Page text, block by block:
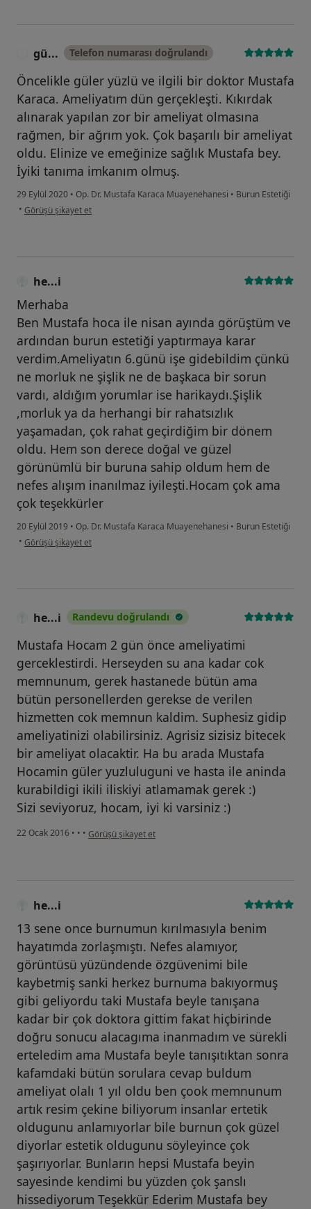
gü... Telefon numarası doğrulandı
Öncelikle güler yüzlü ve ilgili bir doktor Mustafa
Karaca. Ameliyatım dün gerçekleşti. Kıkırdak
alınarak yapılan zor bir ameliyat olmasına
rağmen, bir ağrım yok. Çok başarılı bir ameliyat
oldu. Elinize ve emeğinize sağlık Mustafa bey.
İyiki tanıma imkanım olmuş.
29 Eylül 2020 • Op. Dr. Mustafa Karaca Muayenehanesi • Burun Estetiği
• kullanıcının görüşüne göre gü...
Görüşü şikayet et
he...i
Merhaba
Ben Mustafa hoca ile nisan ayında görüştüm ve
ardından burun estetiği yaptırmaya karar
verdim.Ameliyatın 6.günü işe gidebildim çünkü
ne morluk ne şişlik ne de başkaca bir sorun
vardı, aldığım yorumlar ise harikaydı.Şişlik
,morluk ya da herhangi bir rahatsızlık
yaşamadan, çok rahat geçirdiğim bir dönem
oldu. Hem son derece doğal ve güzel
görünümlü bir buruna sahip oldum hem de
nefes alışım inanılmaz iyileşti.Hocam çok ama
çok teşekkürler
20 Eylül 2019 • Op. Dr. Mustafa Karaca Muayenehanesi • Burun Estetiği
• kullanıcının görüşüne göre he...i
Görüşü şikayet et
he...i Randevu doğrulandı
Mustafa Hocam 2 gün önce ameliyatimi
gerceklestirdi. Herseyden su ana kadar cok
memnunum, gerek hastanede bütün ama
bütün personellerden gerekse de verilen
hizmetten cok memnun kaldim. Suphesiz gidip
ameliyatinizi olabilirsiniz. Agrisiz sizisiz bitecek
bir ameliyat olacaktir. Ha bu arada Mustafa
Hocamin güler yuzluluguni ve hasta ile aninda
kurabildigi ikili iliskiyi atlamamak gerek :)
Sizi seviyoruz, hocam, iyi ki varsiniz :)
22 Ocak 2016 • • • kullanıcının görüşüne göre he...i
Görüşü şikayet et
he...i
13 sene once burnumun kırılmasıyla benim
hayatımda zorlaşmıştı. Nefes alamıyor,
görüntüsü yüzündende özgüvenimi bile
kaybetmiş sanki herkez burnuma bakıyormuş
gibi geliyordu taki Mustafa beyle tanışana
kadar bir çok doktora gittim fakat hiçbirinde
doğru sonucu alacagıma inanmadım ve sürekli
erteledim ama Mustafa beyle tanışıtıktan sonra
kafamdaki bütün sorulara cevap buldum
ameliyat olalı 1 yıl oldu ben çook memnunum
artık resim çekine biliyorum insanlar ertetik
oldugunu anlamıyorlar bile burnun çok güzel
diyorlar estetik oldugunu söyleyince çok
şaşırıyorlar. Bunların hepsi Mustafa beyin
sayesinde kendimi bu yüzden çok şanslı
hissediyorum Teşekkür Ederim Mustafa bey